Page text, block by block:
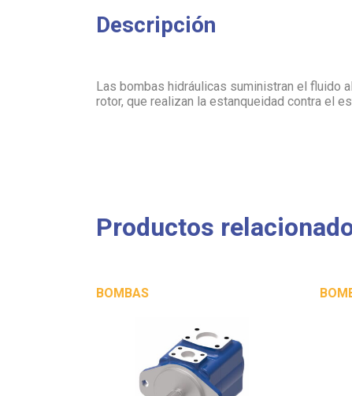
Descripción
Las bombas hidráulicas suministran el fluido
rotor, que realizan la estanqueidad contra el
Productos
BOMBAS